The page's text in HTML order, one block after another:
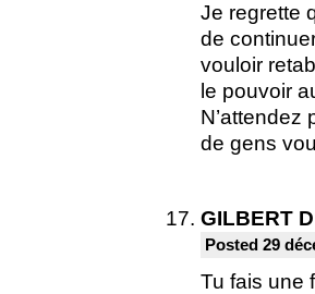
Je regrette
de
vouloir
le pouvoir
de gens
GILBERT
Posted 29
Tu fais une